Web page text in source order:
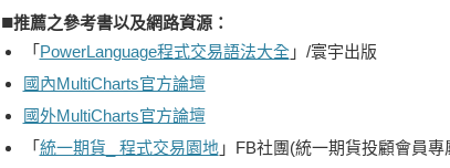
■推薦之參考書以及網路資源：
「 PowerLanguage程式交易語法大全」/寰宇出版
國內MultiCharts官方論壇
國外MultiCharts官方論壇
「 統一期貨_ 程式交易園地」FB社團(統一期貨投顧會員專